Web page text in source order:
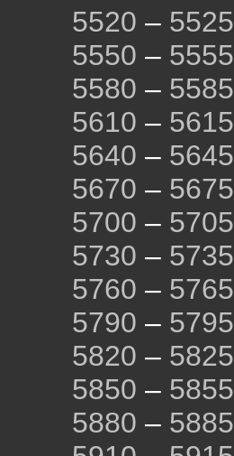
5520 – 5525
5550 – 5555
5580 – 5585
5610 – 5615
5640 – 5645
5670 – 5675
5700 – 5705
5730 – 5735
5760 – 5765
5790 – 5795
5820 – 5825
5850 – 5855
5880 – 5885